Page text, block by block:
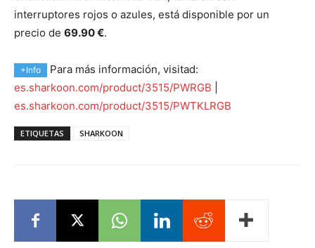
interruptores rojos o azules, está disponible por un
precio de 69.90 €.
+Info
Para más información, visitad:
es.sharkoon.com/product/3515/PWRGB
es.sharkoon.com/product/3515/PWTKLRGB
ETIQUETAS SHARKOON